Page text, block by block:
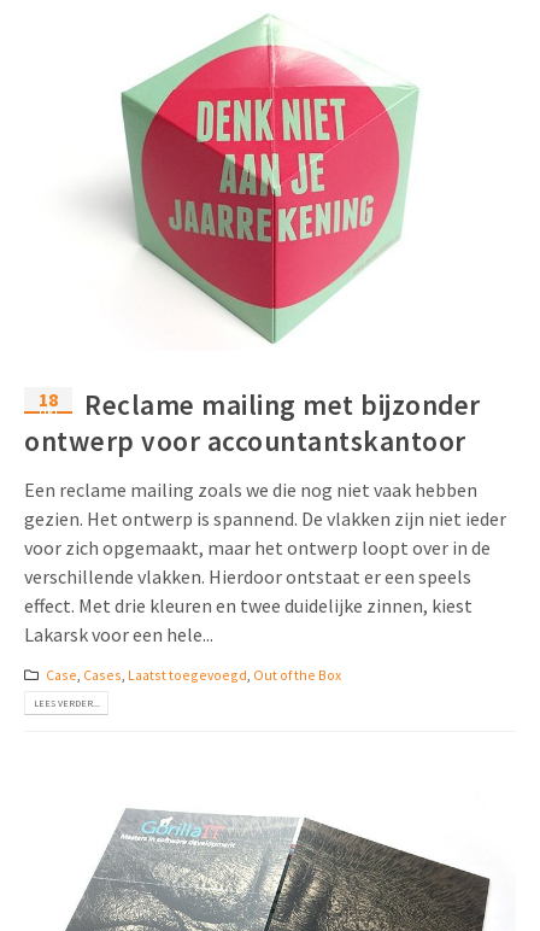
18
okt
Reclame mailing met bijzonder
ontwerp voor accountantskantoor
Een reclame mailing zoals we die nog niet vaak hebben
gezien. Het ontwerp is spannend. De vlakken zijn niet ieder
voor zich opgemaakt, maar het ontwerp loopt over in de
verschillende vlakken. Hierdoor ontstaat er een speels
effect. Met drie kleuren en twee duidelijke zinnen, kiest
Lakarsk voor een hele...
Case Cases Laatst toegevoegd Out of the Box
LEES VERDER...